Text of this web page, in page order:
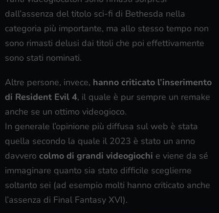
dall’assenza del titolo sci-fi di Bethesda nella
categoria più importante, ma allo stesso tempo non
sono rimasti delusi dai titoli che poi effettivamente
sono stati nominati.
Altre persone, invece, hanno criticato l’inserimento
di Resident Evil 4, il quale è pur sempre un remake
anche se un ottimo videogioco.
In generale l’opinione più diffusa sul web è stata
quella secondo la quale il 2023 è stato un anno
davvero colmo di grandi videogiochi e viene da sé
immaginare quanto sia stato difficile sceglierne
soltanto sei (ad esempio molti hanno criticato anche
l’assenza di Final Fantasy XVI).